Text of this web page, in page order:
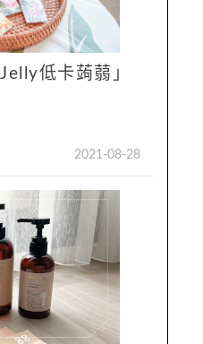
低卡蒟蒻」
2021-08-28